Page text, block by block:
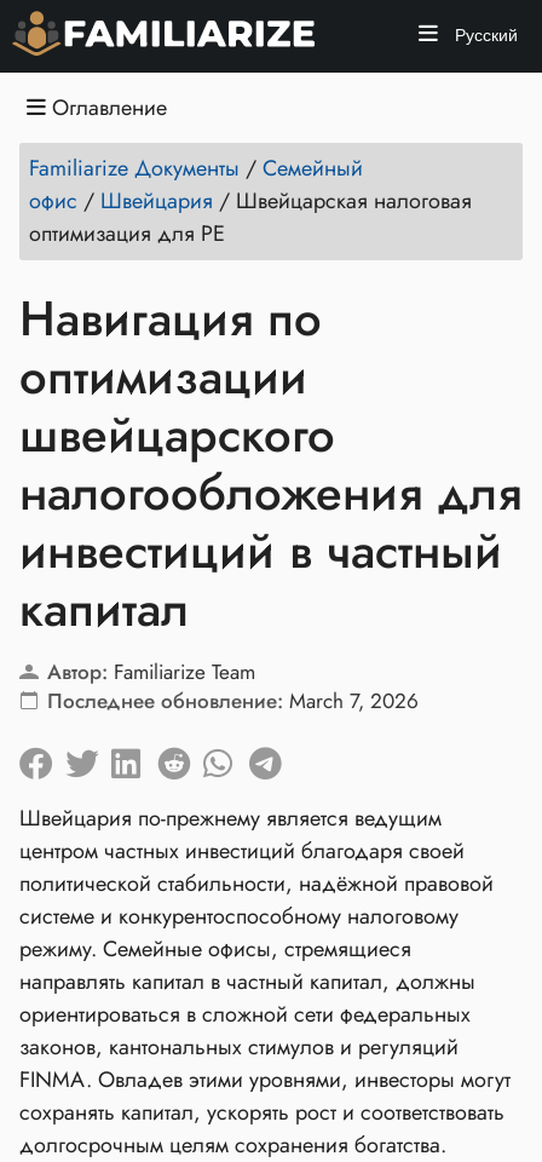
Русский
Оглавление
Familiarize Документы /Семейный
офис / Швейцария / Швейцарская налоговая
оптимизация для PE
Навигация по
оптимизации
швейцарского
налогообложения для
инвестиций в частный
капитал
Автор: Familiarize Team
Последнее обновление: March 7, 2026
Швейцария по‑прежнему является ведущим
центром частных инвестиций благодаря своей
политической стабильности, надёжной правовой
системе и конкурентоспособному налоговому
режиму. Семейные офисы, стремящиеся
направлять капитал в частный капитал, должны
ориентироваться в сложной сети федеральных
законов, кантональных стимулов и регуляций
FINMA. Овладев этими уровнями, инвесторы могут
сохранять капитал, ускорять рост и соответствовать
долгосрочным целям сохранения богатства.